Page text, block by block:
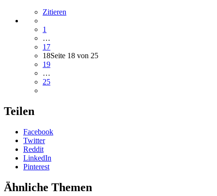
Zitieren
1
…
17
18Seite 18 von 25
19
…
25
Teilen
Facebook
Twitter
Reddit
LinkedIn
Pinterest
Ähnliche Themen